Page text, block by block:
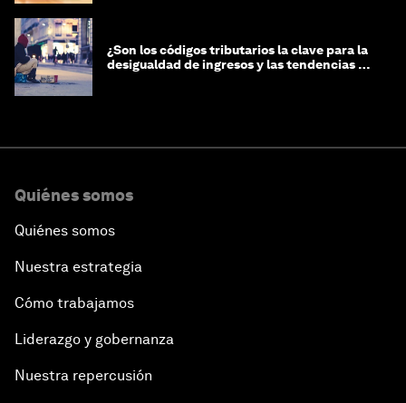
¿Son los códigos tributarios la clave para la
desigualdad de ingresos y las tendencias de
Quiénes somos
Quiénes somos
Nuestra estrategia
Cómo trabajamos
Liderazgo y gobernanza
Nuestra repercusión